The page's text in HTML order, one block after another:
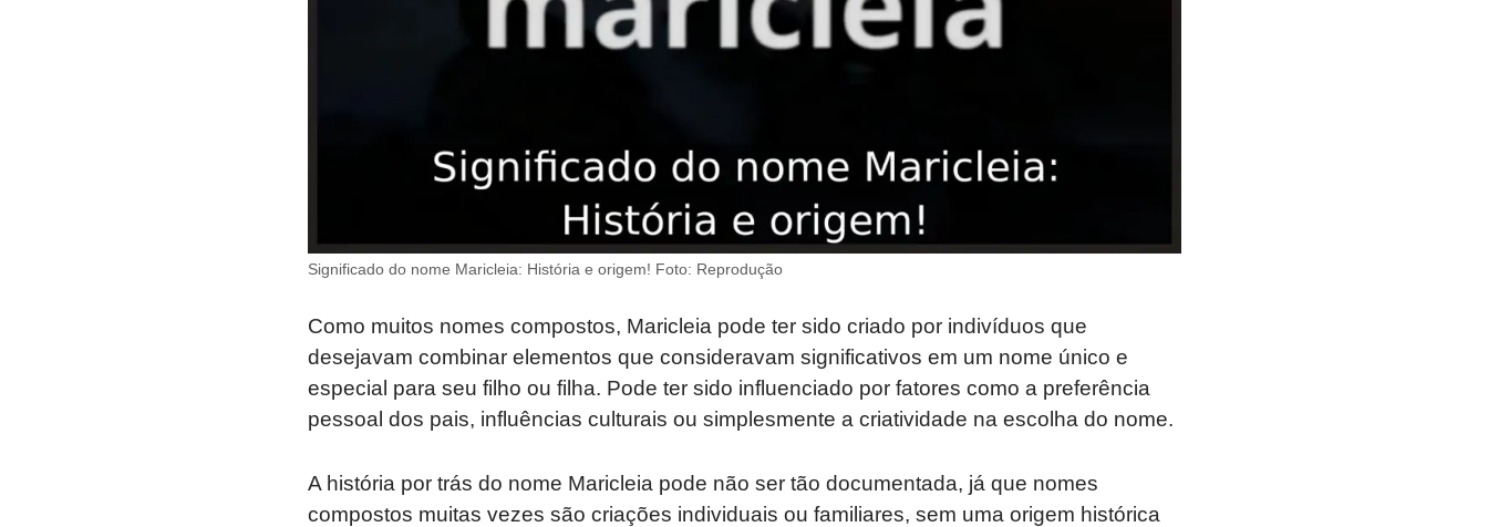
Significado do nome Maricleia: História e origem! Foto: Reprodução
Como muitos nomes compostos, Maricleia pode ter sido criado por indivíduos que
desejavam combinar elementos que consideravam significativos em um nome único e
especial para seu filho ou filha. Pode ter sido influenciado por fatores como a preferência
pessoal dos pais, influências culturais ou simplesmente a criatividade na escolha do nome.
A história por trás do nome Maricleia pode não ser tão documentada, já que nomes
compostos muitas vezes são criações individuais ou familiares, sem uma origem histórica